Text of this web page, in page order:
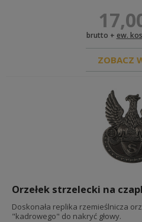
brutto + ew.
ZOBACZ
Orzełek strzelecki na
Doskonała replika rzemieślnicza
"kadrowego" do nakryć głowy.